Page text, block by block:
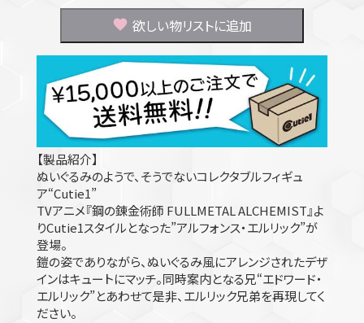
欲しい物リストに追加
【製品紹介】
ぬいぐるみのようで、そうでないコレクタブルフィギュ
ア“Cutie1”
TVアニメ『鋼の錬金術師 FULLMETAL ALCHEMIST』よ
りCutie1スタイルとなった”アルフォンス・エルリック”が
登場。
鎧の姿でありながら、ぬいぐるみ風にアレンジされたデザ
インはキュートにマッチ。同時案内となる兄“エドワード・
エルリック”とあわせて是非、エルリック兄弟を再現してく
ださい。